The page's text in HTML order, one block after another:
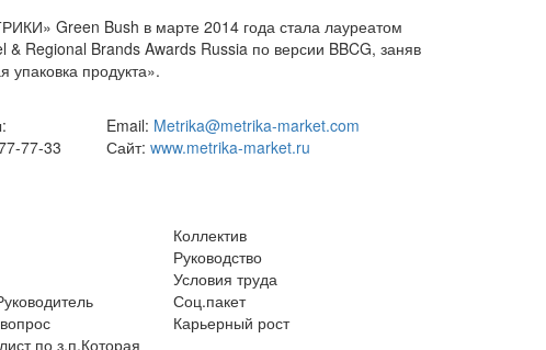
Green Bush в марте 2014 года стала лауреатом
Regional Brands Awards Russia по версии BBCG, заняв
продукта».
77-33
Email: Metrika@metrika-market.com
Сайт: www.metrika-market.ru
по з.п.Которая
Коллектив
Руководство
Условия труда
Соц.пакет
Карьерный рост